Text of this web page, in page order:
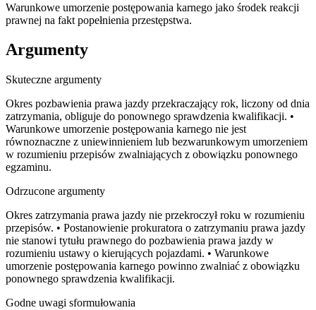
Warunkowe umorzenie postępowania karnego jako środek reakcji
prawnej na fakt popełnienia przestępstwa.
Argumenty
Skuteczne argumenty
Okres pozbawienia prawa jazdy przekraczający rok, liczony od dnia
zatrzymania, obliguje do ponownego sprawdzenia kwalifikacji. •
Warunkowe umorzenie postępowania karnego nie jest
równoznaczne z uniewinnieniem lub bezwarunkowym umorzeniem
w rozumieniu przepisów zwalniających z obowiązku ponownego
egzaminu.
Odrzucone argumenty
Okres zatrzymania prawa jazdy nie przekroczył roku w rozumieniu
przepisów. • Postanowienie prokuratora o zatrzymaniu prawa jazdy
nie stanowi tytułu prawnego do pozbawienia prawa jazdy w
rozumieniu ustawy o kierujących pojazdami. • Warunkowe
umorzenie postępowania karnego powinno zwalniać z obowiązku
ponownego sprawdzenia kwalifikacji.
Godne uwagi sformułowania